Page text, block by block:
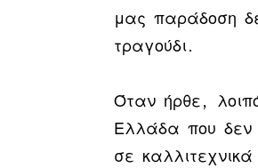
μας παράδοση
τραγούδι.
Όταν ήρθε,
Ελλάδα που δεν
σε